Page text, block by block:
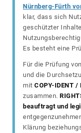
Nürnberg-Fürth
klar, dass sich
geschützter
Es besteht eine
Für die Prüfung
und die
mit COPY-IDENT /
zusammen.
beauftragt und
Klärung